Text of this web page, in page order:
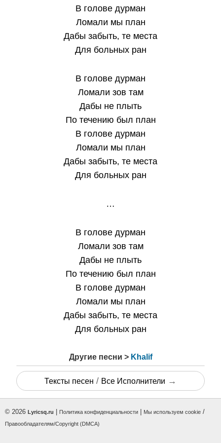
В голове дурман
Ломали мы план
Дабы забыть, те места
Для больных ран
В голове дурман
Ломали зов там
Дабы не плыть
По течению был план
В голове дурман
Ломали мы план
Дабы забыть, те места
Для больных ран
…
В голове дурман
Ломали зов там
Дабы не плыть
По течению был план
В голове дурман
Ломали мы план
Дабы забыть, те места
Для больных ран
Другие песни > Khalif
Тексты песен / Все Исполнители →
© 2026 Lyricsq.ru Политика конфиденциальности Мы используем cookie /
Правообладателям/Copyright (DMCA)